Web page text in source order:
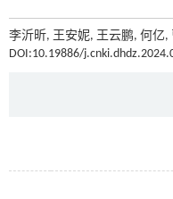
李沂昕, 王安妮, 王云鹏, 何亿
DOI:10.19886/